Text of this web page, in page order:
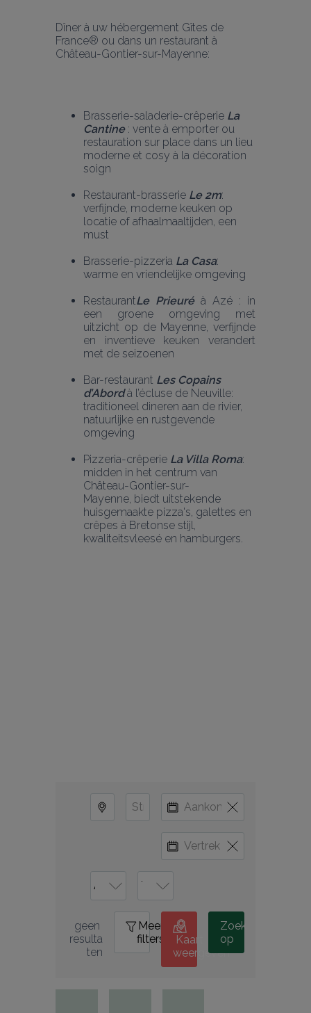
Dîner à uw hébergement Gîtes de
France® ou dans un restaurant à
Château-Gontier-sur-Mayenne:
Brasserie-saladerie-crêperie La
Cantine : vente à emporter ou
restauration sur place dans un lieu
moderne et cosy à la décoration
soign
Restaurant-brasserie Le 2m:
verfijnde, moderne keuken op
locatie of afhaalmaaltijden, een
must
Brasserie-pizzeria La Casa:
warme en vriendelijke omgeving
RestaurantLe Prieuré à Azé : in
een groene omgeving met
uitzicht op de Mayenne, verfijnde
en inventieve keuken verandert
met de seizoenen
Bar-restaurant Les Copains
d’Abord à l’écluse de Neuville:
traditioneel dineren aan de rivier,
natuurlijke en rustgevende
omgeving
Pizzeria-crêperie La Villa Roma:
midden in het centrum van
Château-Gontier-sur-
Mayenne, biedt uitstekende
huisgemaakte pizza's, galettes en
crêpes à Bretonse stijl,
kwaliteitsvleesé en hamburgers.
geen
resulta
ten
Meer
filters
Kaart
weergeven
Zoek
op